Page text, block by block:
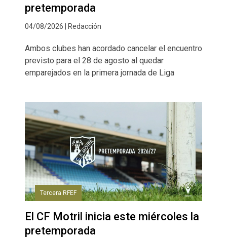
pretemporada
04/08/2026 | Redacción
Ambos clubes han acordado cancelar el encuentro
previsto para el 28 de agosto al quedar
emparejados en la primera jornada de Liga
Tercera RFEF
El CF Motril inicia este miércoles la
pretemporada